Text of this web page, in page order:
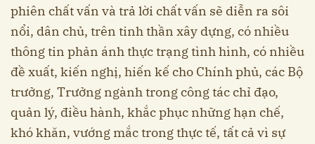
phiên chất vấn và trả lời chất vấn sẽ diễn ra sôi
nổi, dân chủ, trên tinh thần xây dựng, có nhiều
thông tin phản ánh thực trạng tình hình, có nhiều
đề xuất, kiến nghị, hiến kế cho Chính phủ, các Bộ
trưởng, Trưởng ngành trong công tác chỉ đạo,
quản lý, điều hành, khắc phục những hạn chế,
khó khăn, vướng mắc trong thực tế, tất cả vì sự